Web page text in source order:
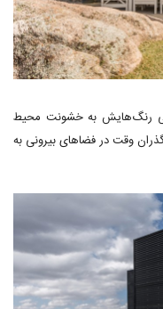
رنگ‌هایش به خشونت محیط
وقت در فضاهای بیرونی به